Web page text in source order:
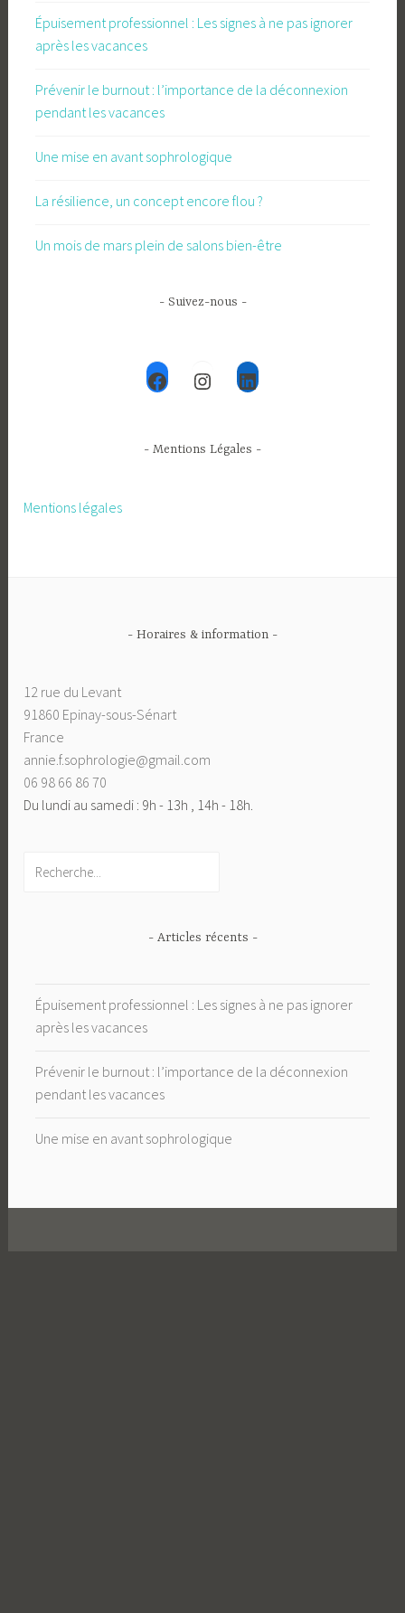
Épuisement professionnel : Les signes à ne pas ignorer
après les vacances
Prévenir le burnout : l’importance de la déconnexion
pendant les vacances
Une mise en avant sophrologique
La résilience, un concept encore flou ?
Un mois de mars plein de salons bien-être
- Suivez-nous -
FacebookInstagramLinkedIn
- Mentions Légales -
Mentions légales
- Horaires & information -
12 rue du Levant
91860 Epinay-sous-Sénart
France
annie.f.sophrologie@gmail.com
06 98 66 86 70
Du lundi au samedi : 9h - 13h , 14h - 18h.
- Articles récents -
Épuisement professionnel : Les signes à ne pas ignorer
après les vacances
Prévenir le burnout : l’importance de la déconnexion
pendant les vacances
Une mise en avant sophrologique